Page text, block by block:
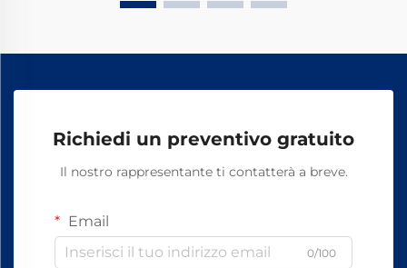
Richiedi un preventivo gratuito
Il nostro rappresentante ti contatterà a breve.
Email
0/100